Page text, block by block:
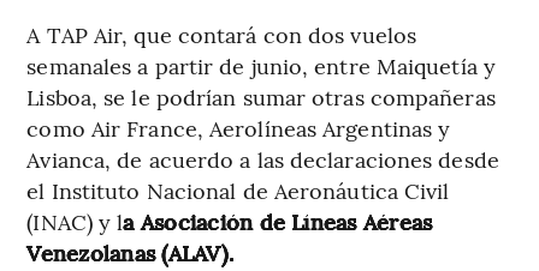
A TAP Air, que contará con dos vuelos
semanales a partir de junio, entre Maiquetía y
Lisboa, se le podrían sumar otras compañeras
como Air France, Aerolíneas Argentinas y
Avianca, de acuerdo a las declaraciones desde
el Instituto Nacional de Aeronáutica Civil
(INAC) y la Asociación de Líneas Aéreas
Venezolanas (ALAV).